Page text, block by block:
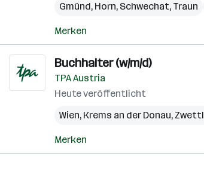
Gmünd, Horn, Schwechat, Traun
Merken
Buchhalter (w/m/d)
TPA Austria
Heute veröffentlicht
Wien, Krems an der Donau, Zwettl
Merken